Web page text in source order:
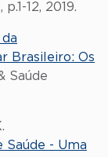
12, 2019.
Brasileiro: Os
Saúde
Saúde - Uma